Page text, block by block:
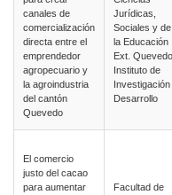
canales de
comercialización
directa entre el
emprendedor
agropecuario y
la agroindustria
del cantón
Quevedo
Jurídicas,
Sociales y de
la Educación
Ext.
Instituto de
Desarrollo
El comercio
justo del cacao
para aumentar
Facultad de